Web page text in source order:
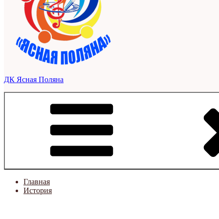
ДК Ясная Поляна
Главная
История